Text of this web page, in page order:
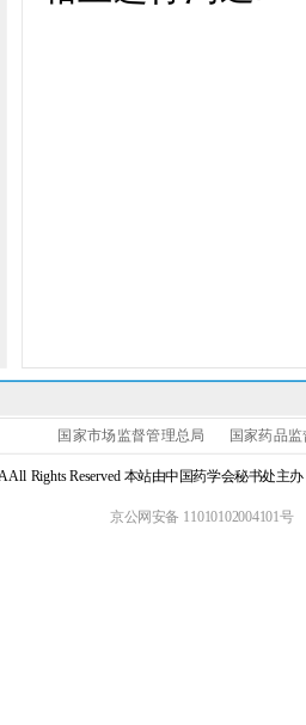
国家市场监督管理总局 国家药品
All Rights Reserved 本站由中国药学会秘书处主
京公网安备 11010102004101号